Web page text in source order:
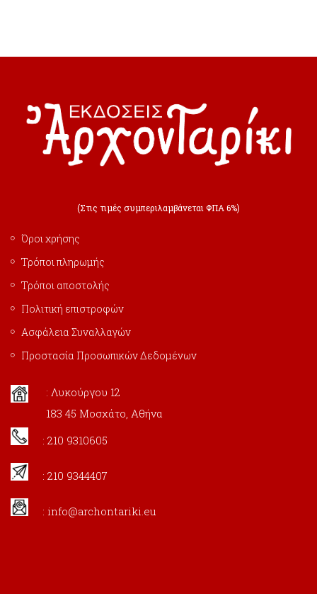
(Στις τιμές συμπεριλαμβάνεται ΦΠΑ 6%)
Όροι χρήσης
Τρόποι πληρωμής
Τρόποι αποστολής
Πολιτική επιστροφών
Ασφάλεια Συναλλαγών
Προστασία Προσωπικών Δεδομένων
: Λυκούργου 12
183 45 Μοσχάτο, Αθήνα
: 210 9310605
: 210 9344407
: info@archontariki.eu